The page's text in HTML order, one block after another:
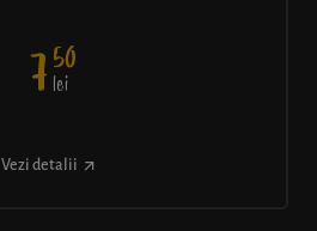
750
lei
Vezi detalii